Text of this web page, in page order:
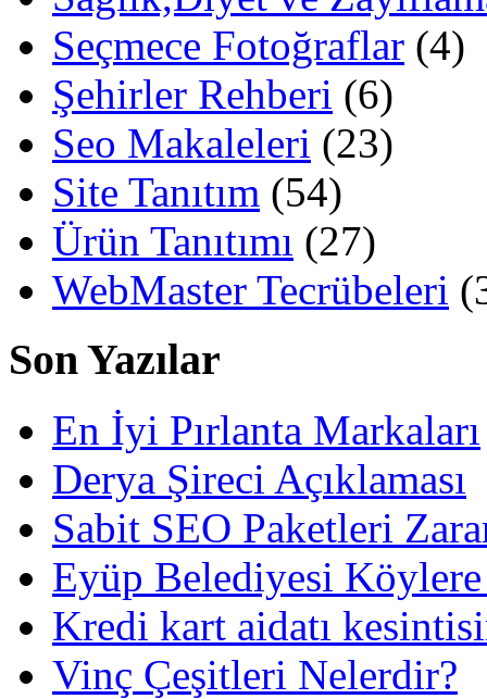
Seçmece Fotoğraflar (4)
Şehirler Rehberi (6)
Seo Makaleleri (23)
Site Tanıtım (54)
Ürün Tanıtımı (27)
WebMaster Tecrübeleri
Son Yazılar
En İyi Pırlanta Markaları
Derya Şireci Açıklaması
Sabit SEO Paketleri
Eyüp Belediyesi
Kredi kart aidatı
Vinç Çeşitleri Nelerdir?